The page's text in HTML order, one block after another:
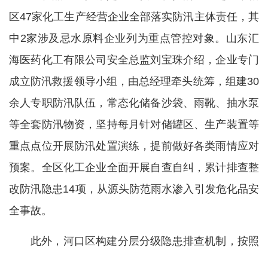
区47家化工生产经营企业全部落实防汛主体责任，其
中2家涉及忌水原料企业列为重点管控对象。山东汇
海医药化工有限公司安全总监刘宝珠介绍，企业专门
成立防汛救援领导小组，由总经理牵头统筹，组建30
余人专职防汛队伍，常态化储备沙袋、雨靴、抽水泵
等全套防汛物资，坚持每月针对储罐区、生产装置等
重点点位开展防汛处置演练，提前做好各类雨情应对
预案。全区化工企业全面开展自查自纠，累计排查整
改防汛隐患14项，从源头防范雨水渗入引发危化品安
全事故。
此外，河口区构建分层分级隐患排查机制，按照